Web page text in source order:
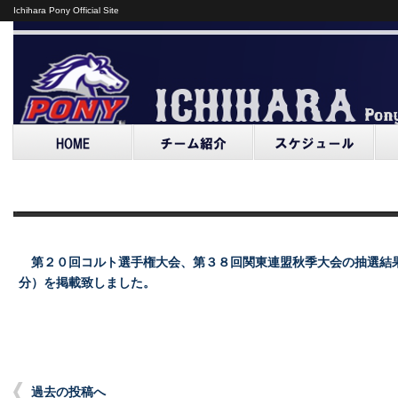
Ichihara Pony Official Site
第２０回コルト選手権大会、第３８回関東連盟秋季大会の抽選
分）を掲載致しました。
過去の投稿へ